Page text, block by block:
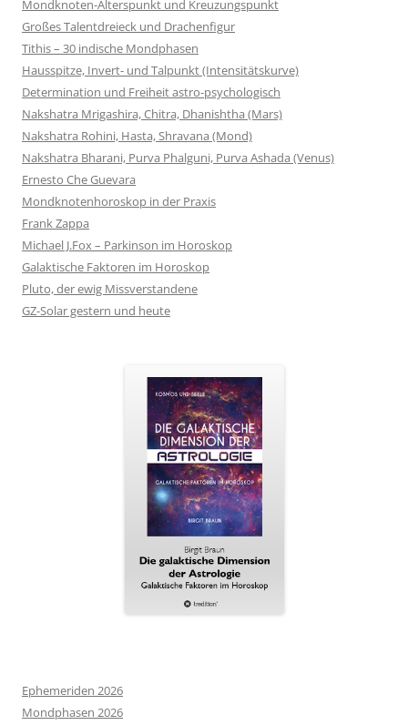
Mondknoten-Alterspunkt und Kreuzungspunkt
Großes Talentdreieck und Drachenfigur
Tithis – 30 indische Mondphasen
Hausspitze, Invert- und Talpunkt (Intensitätskurve)
Determination und Freiheit astro-psychologisch
Nakshatra Mrigashira, Chitra, Dhanishtha (Mars)
Nakshatra Rohini, Hasta, Shravana (Mond)
Nakshatra Bharani, Purva Phalguni, Purva Ashada (Venus)
Ernesto Che Guevara
Mondknotenhoroskop in der Praxis
Frank Zappa
Michael J.Fox – Parkinson im Horoskop
Galaktische Faktoren im Horoskop
Pluto, der ewig Missverstandene
GZ-Solar gestern und heute
Ephemeriden 2026
Mondphasen 2026